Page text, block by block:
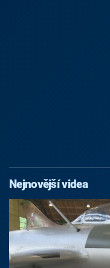
Nejnovější videa